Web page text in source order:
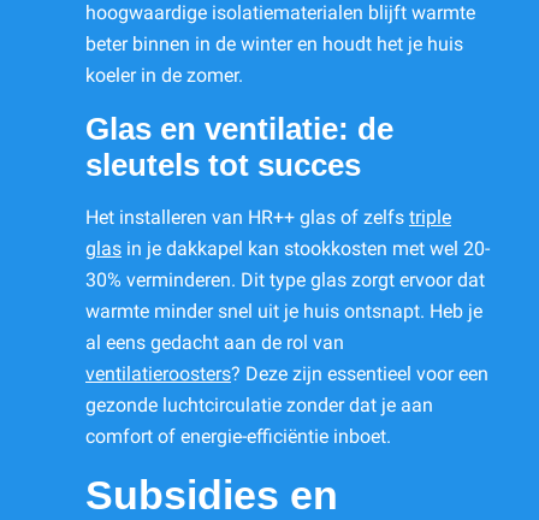
hoogwaardige isolatiematerialen blijft warmte
beter binnen in de winter en houdt het je huis
koeler in de zomer.
Glas en ventilatie: de
sleutels tot succes
Het installeren van HR++ glas of zelfs triple
glas in je dakkapel kan stookkosten met wel 20-
30% verminderen. Dit type glas zorgt ervoor dat
warmte minder snel uit je huis ontsnapt. Heb je
al eens gedacht aan de rol van
ventilatieroosters? Deze zijn essentieel voor een
gezonde luchtcirculatie zonder dat je aan
comfort of energie-efficiëntie inboet.
Subsidies en